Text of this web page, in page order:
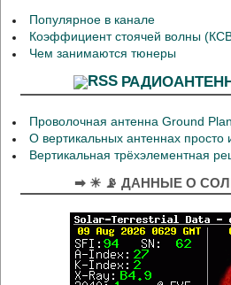
Популярное в канале
Коэффициент стоячей волны
Чем занимаются тюнеры
Проволочная антенна Ground
О вертикальных антеннах просто
Вертикальная трёхэлементная
➡ ☀ 📡 ДАННЫЕ О